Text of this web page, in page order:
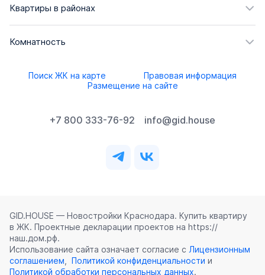
Квартиры в районах
Комнатность
Поиск ЖК на карте
Правовая информация
Размещение на сайте
+7 800 333-76-92 info@gid.house
GID.HOUSE — Новостройки Краснодара. Купить квартиру
в ЖК. Проектные декларации проектов на https://
наш.дом.рф.
Использование сайта означает согласие с Лицензионным
соглашением
Политикой конфиденциальности и
Политикой обработки персональных данных.